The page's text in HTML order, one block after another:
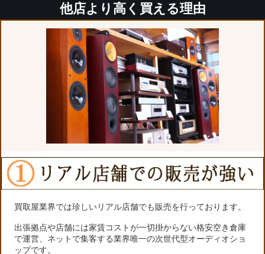
他店より高く買える理由
買取屋業界では珍しいリアル店舗でも販売を行っております。
出張拠点や店舗には家賃コストが一切掛からない格安空き倉庫
で運営、ネットで集客する業界唯一の次世代型オーディオショ
ップです。